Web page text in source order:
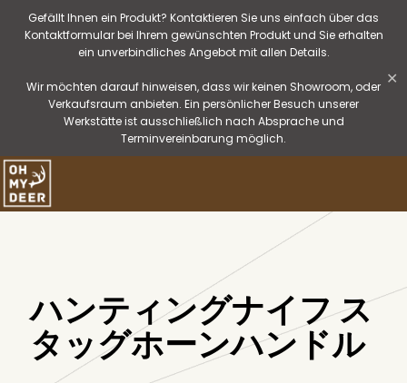
Gefällt Ihnen ein Produkt? Kontaktieren Sie uns einfach über das
Kontaktformular bei Ihrem gewünschten Produkt und Sie erhalten
ein unverbindliches Angebot mit allen Details.
Wir möchten darauf hinweisen, dass wir keinen Showroom, oder
Verkaufsraum anbieten. Ein persönlicher Besuch unserer
Werkstätte ist ausschließlich nach Absprache und
Terminvereinbarung möglich.
✕
ハンティングナイフ ス
タッグホーンハンドル